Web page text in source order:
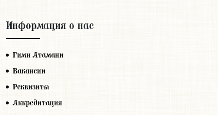
Информация о нас
Гимн Атамани
Вакансии
Реквизиты
Аккредитация